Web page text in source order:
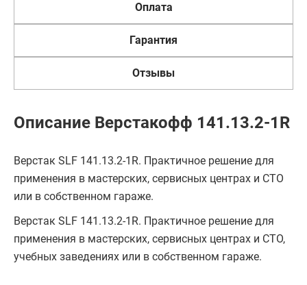
Оплата
Гарантия
Отзывы
Описание Верстакофф 141.13.2-1R
Верстак SLF 141.13.2-1R. Практичное решение для
применения в мастерских, сервисных центрах и СТО
или в собственном гараже.
Верстак SLF 141.13.2-1R. Практичное решение для
применения в мастерских, сервисных центрах и СТО,
учебных заведениях или в собственном гараже.